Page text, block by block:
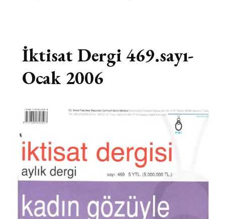
İktisat Dergi 469.sayı-
Ocak 2006